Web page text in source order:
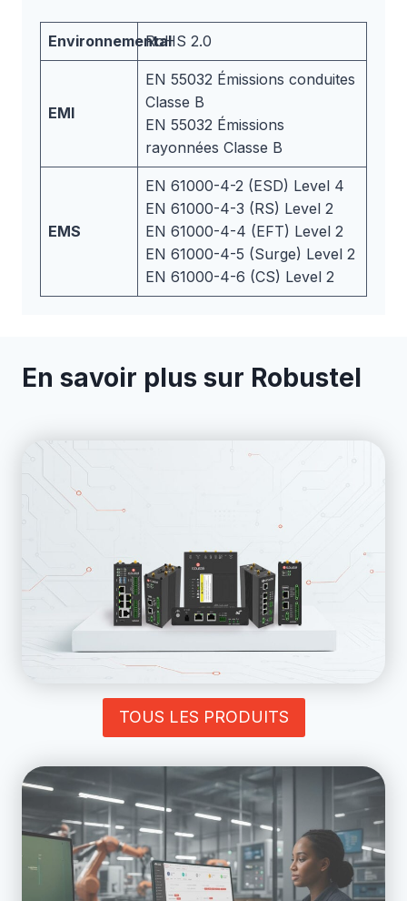
EnvironnementalRoHS 2.0
EMI
EN 55032 Émissions conduites
Classe B
EN 55032 Émissions
rayonnées Classe B
EMS
EN 61000-4-2 (ESD) Level 4
EN 61000-4-3 (RS) Level 2
EN 61000-4-4 (EFT) Level 2
EN 61000-4-5 (Surge) Level 2
EN 61000-4-6 (CS) Level 2
En savoir plus sur Robustel
TOUS LES PRODUITS